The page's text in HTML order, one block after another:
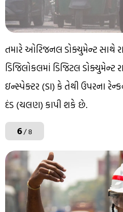
તમારે ઓરિજનલ ડોક્યુમેન્ટ સાથે
ડિજિલોકલમાં ડિજિટલ
ઇન્સ્પેક્ટર (SI) કે તેથી ઉપરના
દંડ (ચલણ) કાપી શકે છે.
6/ 8